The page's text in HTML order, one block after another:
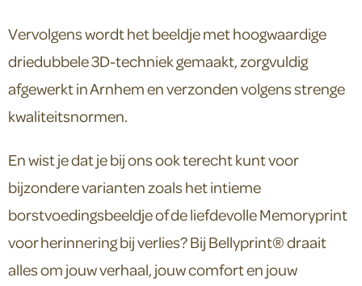
Vervolgens wordt het beeldje met hoogwaardige
driedubbele 3D-techniek gemaakt, zorgvuldig
afgewerkt in Arnhem en verzonden volgens strenge
kwaliteitsnormen.
En wist je dat je bij ons ook terecht kunt voor
bijzondere varianten zoals het intieme
borstvoedingsbeeldje of de liefdevolle Memoryprint
voor herinnering bij verlies? Bij Bellyprint® draait
alles om jouw verhaal, jouw comfort en jouw